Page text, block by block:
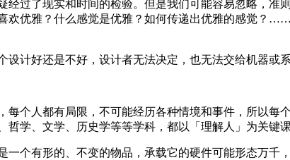
过了现实和时间的检验。但是我们可能容易忽略，
欢优雅？什么感觉是优雅？如何传递出优雅的感觉？
计好还是不好，设计者无法决定，也无法交给机器或
个人都有局限，不可能经历各种情境和事件，所以每
学、文学、历史学等等学科，都以「理解人」为关键
一个有形的、不变的物品，承载它的硬件可能形态万千